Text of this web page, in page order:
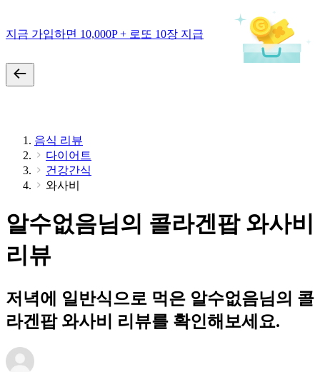
지금 가입하면 10,000P + 로또 10장 지급
음식 리뷰
다이어트
건강간식
와사비
알수없음님의 콜라겐팝 와사비
리뷰
저녁에 일반식으로 먹은 알수없음님의 콜
라겐팝 와사비 리뷰를 확인해보세요.